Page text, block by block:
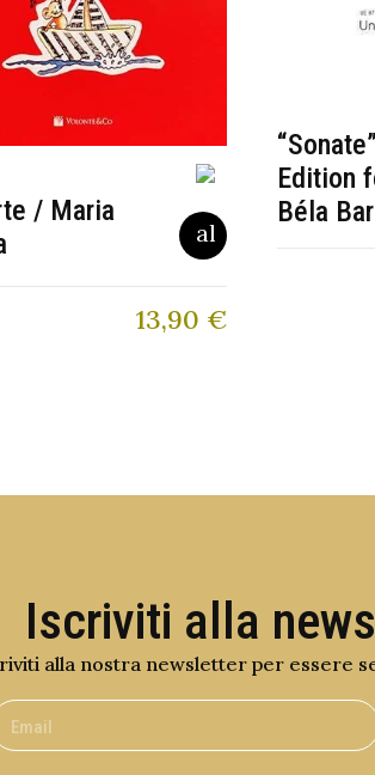
/ Maria
13,90 €
Edition
Béla
Iscriviti alla
alla nostra newsletter per essere